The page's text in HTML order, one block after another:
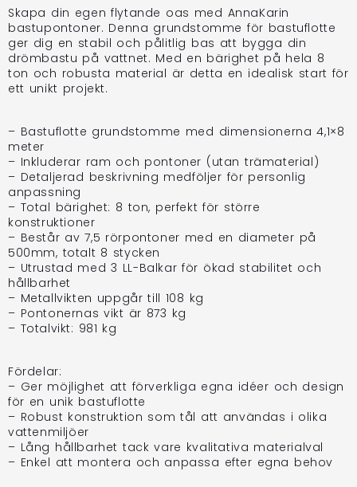
Skapa din egen flytande oas med AnnaKarin
bastupontoner. Denna grundstomme för bastuflotte
ger dig en stabil och pålitlig bas att bygga din
drömbastu på vattnet. Med en bärighet på hela 8
ton och robusta material är detta en idealisk start för
ett unikt projekt.
– Bastuflotte grundstomme med dimensionerna 4,1×8
meter
– Inkluderar ram och pontoner (utan trämaterial)
– Detaljerad beskrivning medföljer för personlig
anpassning
– Total bärighet: 8 ton, perfekt för större
konstruktioner
– Består av 7,5 rörpontoner med en diameter på
500mm, totalt 8 stycken
– Utrustad med 3 LL-Balkar för ökad stabilitet och
hållbarhet
– Metallvikten uppgår till 108 kg
– Pontonernas vikt är 873 kg
– Totalvikt: 981 kg
Fördelar:
– Ger möjlighet att förverkliga egna idéer och design
för en unik bastuflotte
– Robust konstruktion som tål att användas i olika
vattenmiljöer
– Lång hållbarhet tack vare kvalitativa materialval
– Enkel att montera och anpassa efter egna behov